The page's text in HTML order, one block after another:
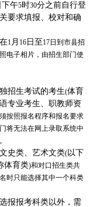
下午5时30分之前自行登
要求填报、校对和确
1月 16日至 17日到市县招
电子相片，由招生部门使
招生考试的考生(体育
专业考生、职教师资
按照报名程序和报名要求
将无法在网上录取系统中
史类、艺术文类(以下
体育类)和对口招生类共
时只能选择其中一个科类
报报考科类以外，需